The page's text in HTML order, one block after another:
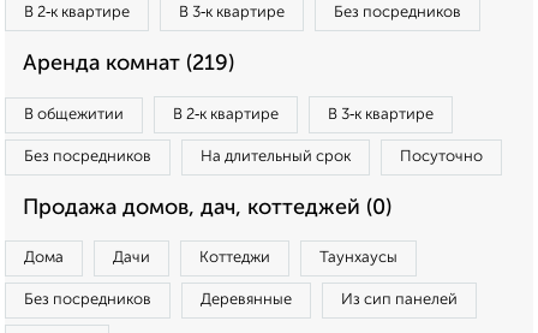
В 2‑к квартире В 3‑к квартире Без посредников
Аренда комнат (219)
В общежитии В 2‑к квартире В 3‑к квартире
Без посредников На длительный срок Посуточно
Продажа домов, дач, коттеджей (0)
Дома Дачи Коттеджи Таунхаусы
Без посредников Деревянные Из сип панелей